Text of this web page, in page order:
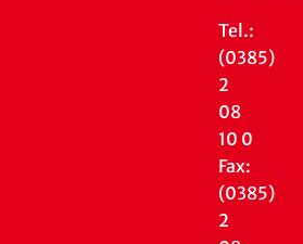
Tel.:
(0385)
2
08
10 0
Fax:
(0385)
2